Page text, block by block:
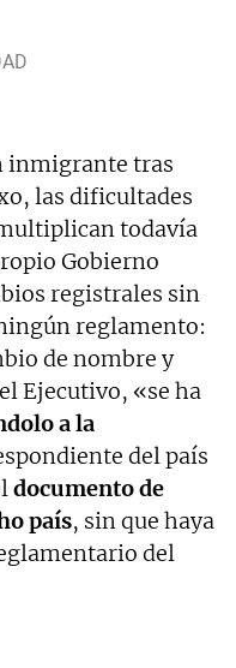
inmigrante tras
las dificultades
todavía
Gobierno
registrales sin
reglamento:
de nombre y
Ejecutivo, «se ha
a la
del país
documento de
país, sin que haya
del